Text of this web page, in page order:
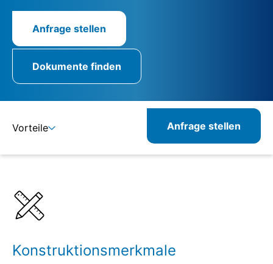
Anfrage stellen
Dokumente finden
Vorteile
Verwandte Produkte
Anfrage stellen
Konstruktionsmerkmale